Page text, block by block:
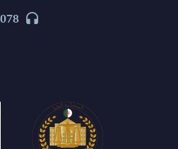

